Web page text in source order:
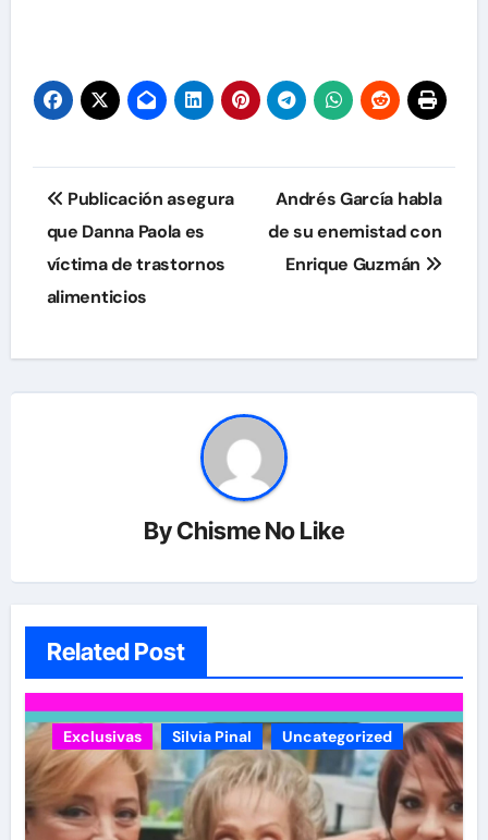
Navegación
de
entradas
Publicación asegura
que Danna Paola es
víctima de trastornos
alimenticios
Andrés García habla
de su enemistad con
Enrique Guzmán
ByChisme No Like
Related Post
Exclusivas Silvia Pinal Uncategorized